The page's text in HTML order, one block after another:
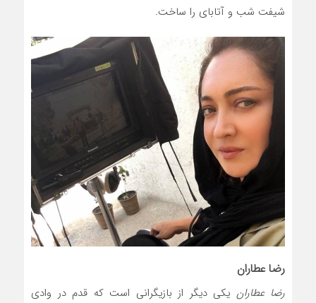
شیفت شب و آتابای را ساخت.
رضا عطاران
رضا عطاران یکی دیگر از بازیگرانی است که قدم در وادی